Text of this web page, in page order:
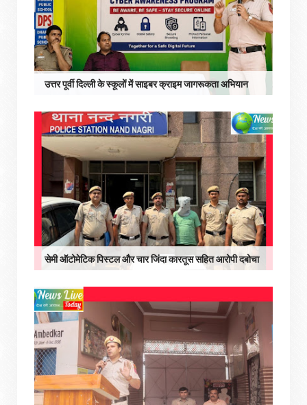
उत्तर पूर्वी दिल्ली के स्कूलों में साइबर क्राइम जागरूकता अभियान
सेमी ऑटोमेटिक पिस्टल और चार जिंदा कारतूस सहित आरोपी दबोचा